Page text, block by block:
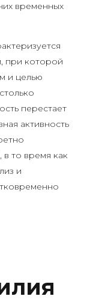
временных
при которой
и целью
перестает
активность
в то время как
и